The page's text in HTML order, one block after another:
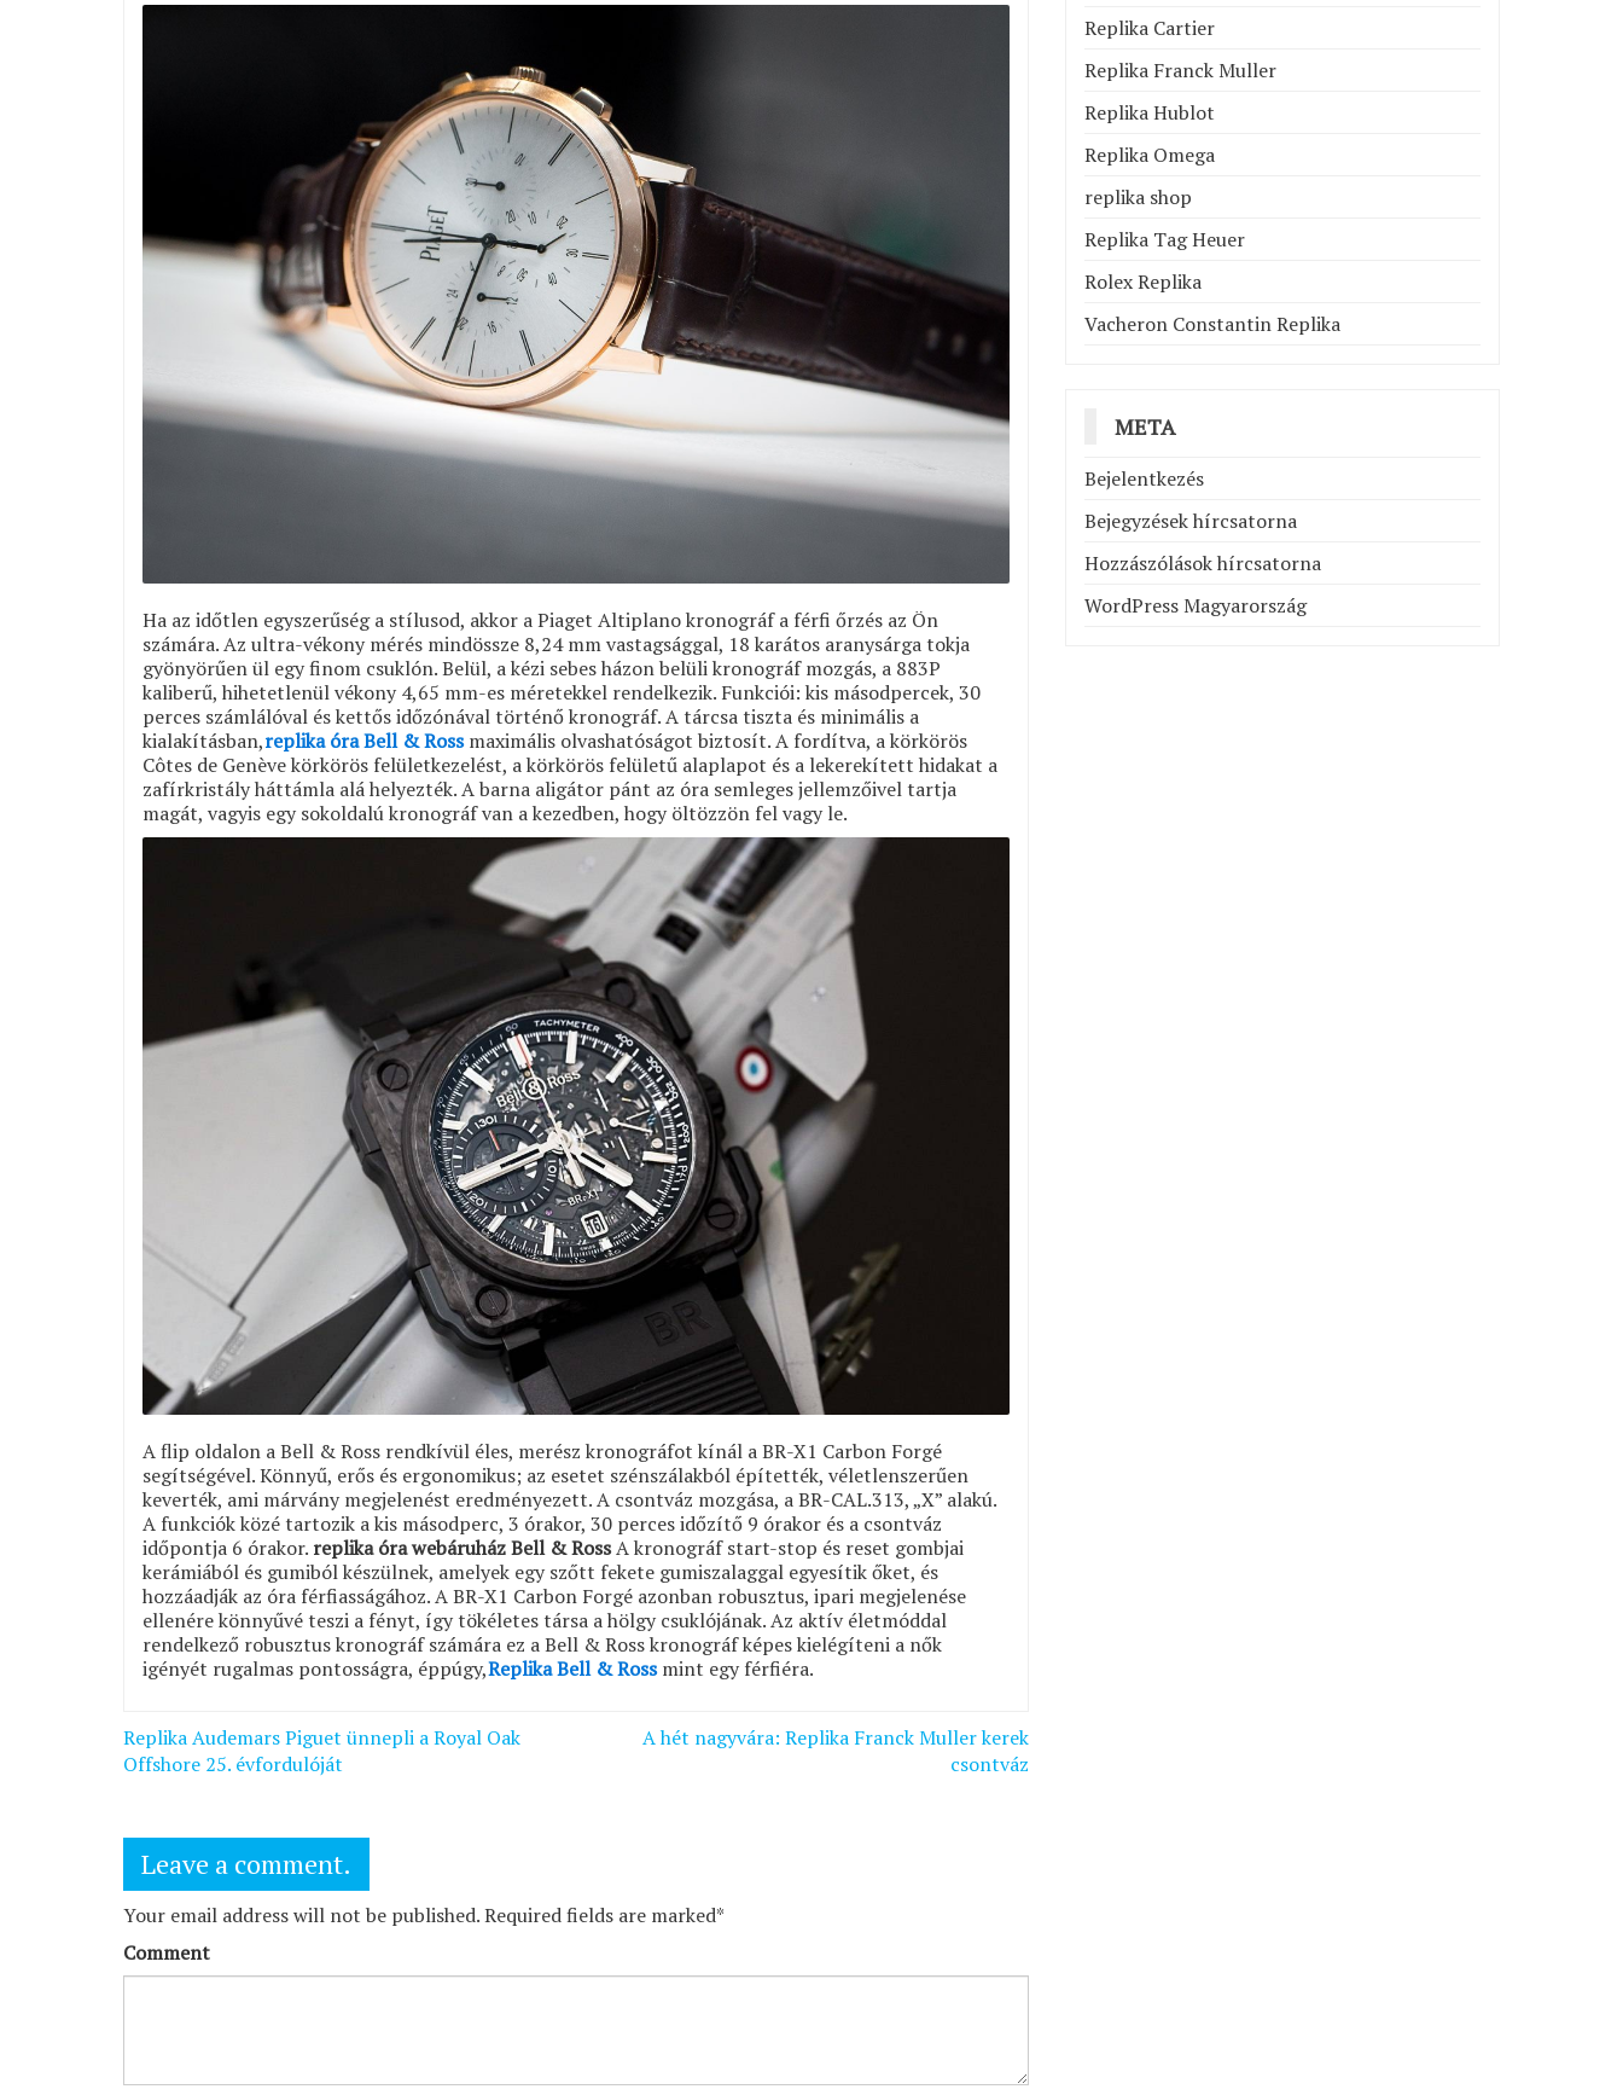
Ha az időtlen egyszerűség a stílusod, akkor a Piaget Altiplano kronográf a férfi őrzés az Ön
számára. Az ultra-vékony mérés mindössze 8,24 mm vastagsággal, 18 karátos aranysárga tokja
gyönyörűen ül egy finom csuklón. Belül, a kézi sebes házon belüli kronográf mozgás, a 883P
kaliberű, hihetetlenül vékony 4,65 mm-es méretekkel rendelkezik. Funkciói: kis másodpercek, 30
perces számlálóval és kettős időzónával történő kronográf. A tárcsa tiszta és minimális a
kialakításban,replika óra Bell & Rossmaximális olvashatóságot biztosít. A fordítva, a körkörös
Côtes de Genève körkörös felületkezelést, a körkörös felületű alaplapot és a lekerekített hidakat a
zafírkristály háttámla alá helyezték. A barna aligátor pánt az óra semleges jellemzőivel tartja
magát, vagyis egy sokoldalú kronográf van a kezedben, hogy öltözzön fel vagy le.
A flip oldalon a Bell & Ross rendkívül éles, merész kronográfot kínál a BR-X1 Carbon Forgé
segítségével. Könnyű, erős és ergonomikus; az esetet szénszálakból építették, véletlenszerűen
keverték, ami márvány megjelenést eredményezett. A csontváz mozgása, a BR-CAL.313, „X” alakú.
A funkciók közé tartozik a kis másodperc, 3 órakor, 30 perces időzítő 9 órakor és a csontváz
időpontja 6 órakor. replika óra webáruház Bell & RossA kronográf start-stop és reset gombjai
kerámiából és gumiból készülnek, amelyek egy szőtt fekete gumiszalaggal egyesítik őket, és
hozzáadják az óra férfiasságához. A BR-X1 Carbon Forgé azonban robusztus, ipari megjelenése
ellenére könnyűvé teszi a fényt, így tökéletes társa a hölgy csuklójának. Az aktív életmóddal
rendelkező robusztus kronográf számára ez a Bell & Ross kronográf képes kielégíteni a nők
igényét rugalmas pontosságra, éppúgy,Replika Bell & Ross mint egy férfiéra.
Bejegyzés
navigáció
Replika Audemars Piguet ünnepli a Royal Oak
Offshore 25. évfordulóját
A hét nagyvára: Replika Franck Muller kerek
csontváz
Leave a comment.
Your email address will not be published. Required fields are marked*
Comment
Replika Cartier
Replika Franck Muller
Replika Hublot
Replika Omega
replika shop
Replika Tag Heuer
Rolex Replika
Vacheron Constantin Replika
META
Bejelentkezés
Bejegyzések hírcsatorna
Hozzászólások hírcsatorna
WordPress Magyarország